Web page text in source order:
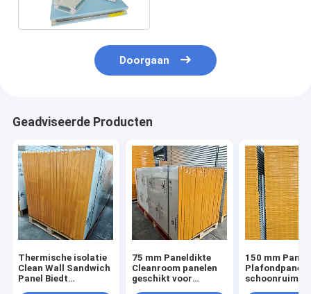
Doorgaan
Geadviseerde Producten
Thermische isolatie
Clean Wall Sandwich
Panel Biedt
75 mm Paneldikte
Cleanroom panelen
geschikt voor
150 mm
Plafondpaneel
schoonruimte